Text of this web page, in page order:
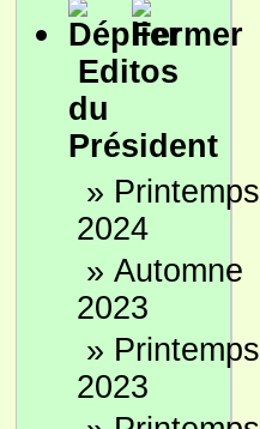
Editos
du
Président
» Printemps
2024
» Automne
2023
» Printemps
2023